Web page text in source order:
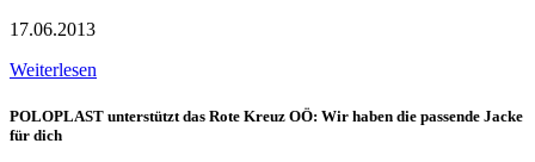
17.06.2013
Weiterlesen
POLOPLAST unterstützt das Rote Kreuz OÖ: Wir haben die passende Jacke
für dich